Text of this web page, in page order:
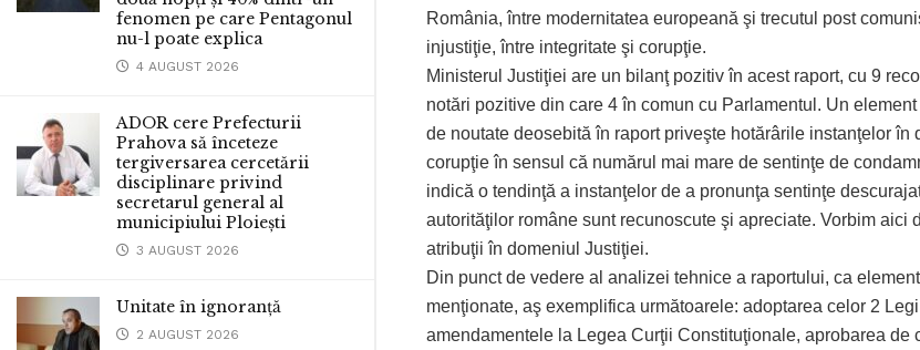
fenomen pe care Pentagonul
nu-l poate explica
4 AUGUST 2026
ADOR cere Prefecturii
Prahova să înceteze
tergiversarea cercetării
disciplinare privind
secretarul general al
municipiului Ploiești
3 AUGUST 2026
Unitate în ignoranță
2 AUGUST 2026
România, între modernitatea europeană şi trecutul post
injustiţie, între integritate şi corupţie.
Ministerul Justiţiei are un bilanţ pozitiv în acest raport, cu 9
notări pozitive din care 4 în comun cu Parlamentul. Un element
de noutate deosebită în raport priveşte hotărârile instanţelor în
corupţie în sensul că numărul mai mare de sentinţe de
indică o tendinţă a instanţelor de a pronunţa sentinţe
autorităţilor române sunt recunoscute şi apreciate. Vorbim aici
atribuţii în domeniul Justiţiei.
Din punct de vedere al analizei tehnice a raportului, ca
menţionate, aş exemplifica următoarele: adoptarea celor 2
amendamentele la Legea Curţii Constituţionale, aprobarea de